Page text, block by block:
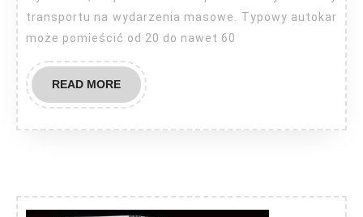
transportu na wydarzenia masowe. Typowy autokar
może pomieścić od 20 do nawet 60
READ MOREREAD
MORE